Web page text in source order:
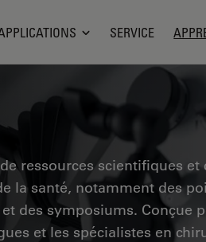
SERVICE
ressources scientifiques et
la santé, notamment des
des symposiums. Conçue
et les spécialistes en